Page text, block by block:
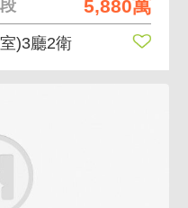
5,880萬
)3廳2衛